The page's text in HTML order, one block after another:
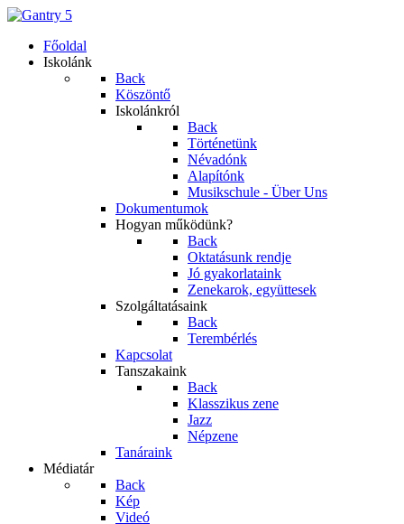
Főoldal
Iskolánk
Back
Köszöntő
Iskolánkról
Back
Történetünk
Névadónk
Alapítónk
Musikschule - Über Uns
Dokumentumok
Hogyan működünk?
Back
Oktatásunk rendje
Jó gyakorlataink
Zenekarok, együttesek
Szolgáltatásaink
Back
Terembérlés
Kapcsolat
Tanszakaink
Back
Klasszikus zene
Jazz
Népzene
Tanáraink
Médiatár
Back
Kép
Videó